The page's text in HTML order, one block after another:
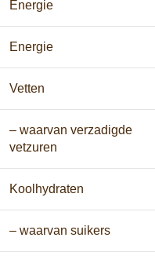
Energie
Energie
Vetten
– waarvan verzadigde
vetzuren
Koolhydraten
– waarvan suikers